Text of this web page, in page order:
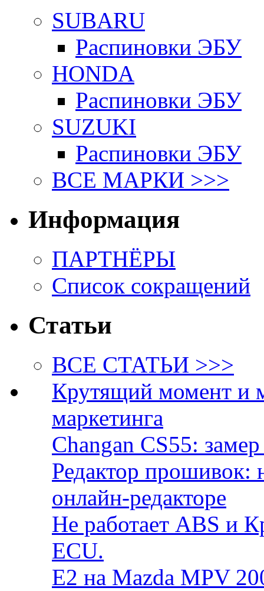
SUBARU
Распиновки ЭБУ
HONDA
Распиновки ЭБУ
SUZUKI
Распиновки ЭБУ
ВСЕ МАРКИ >>>
Информация
ПАРТНЁРЫ
Список сокращений
Статьи
ВСЕ СТАТЬИ >>>
Крутящий момент и
маркетинга
Changan CS55:
Редактор прошивок:
онлайн-редакторе
Не работает ABS и
ECU.
E2 на Mazda MPV